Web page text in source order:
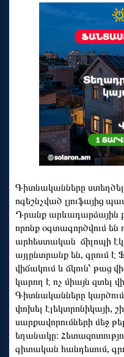
Գիտնականները ստեղծել
ոգեշնչված լյուֆայից
Դրանք արևադարձային
որոնք օգտագործվում
արհեստական ​​ ճիլոպի
այլընտրանք են, գրում է
վիճակում և ճկուն՝ թաց
կարող է ոչ միայն զտել
Գիտնականները կարծում
փոխել էլեկտրոնիկայի,
սարքավորումների մեջ
եղանակը։
գիտական հանդեսում,